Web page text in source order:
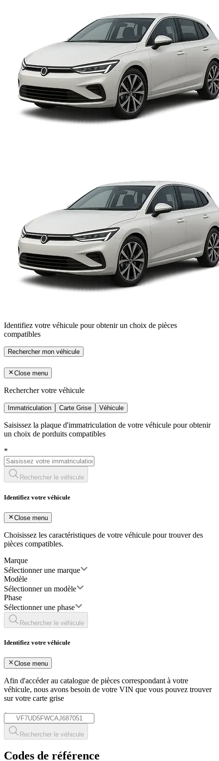
Identifiez votre véhicule pour obtenir un choix de pièces
compatibles
Rechercher mon véhicule
Close menu
Rechercher votre véhicule
Immatriculation Carte Grise Véhicule
Saisissez la plaque d'immatriculation de votre véhicule pour obtenir
un choix de porduits compatibles
*
Rechercher le véhicule
Identifiez votre véhicule
Close menu
Choisissez les caractéristiques de votre véhicule pour trouver des
pièces compatibles.
Marque
Sélectionner une marque
Modèle
Sélectionner un modèle
Phase
Sélectionner une phase
Rechercher le véhicule
Identifiez votre véhicule
Close menu
Afin d'accéder au catalogue de pièces correspondant à votre
véhicule, nous avons besoin de votre VIN que vous pouvez trouver
sur votre carte grise
*
Rechercher le véhicule
Codes de référence